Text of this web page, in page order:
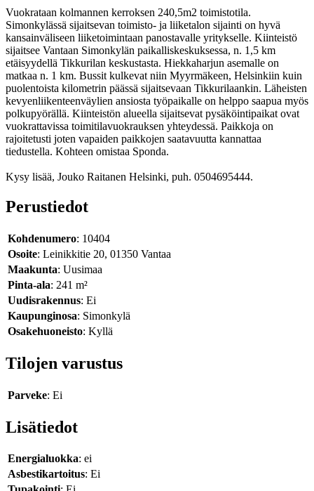
Vuokrataan kolmannen kerroksen 240,5m2 toimistotila.
Simonkylässä sijaitsevan toimisto- ja liiketalon sijainti on hyvä
kansainväliseen liiketoimintaan panostavalle yritykselle. Kiinteistö
sijaitsee Vantaan Simonkylän paikalliskeskuksessa, n. 1,5 km
etäisyydellä Tikkurilan keskustasta. Hiekkaharjun asemalle on
matkaa n. 1 km. Bussit kulkevat niin Myyrmäkeen, Helsinkiin kuin
puolentoista kilometrin päässä sijaitsevaan Tikkurilaankin. Läheisten
kevyenliikenteenväylien ansiosta työpaikalle on helppo saapua myös
polkupyörällä. Kiinteistön alueella sijaitsevat pysäköintipaikat ovat
vuokrattavissa toimitilavuokrauksen yhteydessä. Paikkoja on
rajoitetusti joten vapaiden paikkojen saatavuutta kannattaa
tiedustella. Kohteen omistaa Sponda.
Kysy lisää, Jouko Raitanen Helsinki, puh. 0504695444.
Perustiedot
Kohdenumero: 10404
Osoite: Leinikkitie 20, 01350 Vantaa
Maakunta: Uusimaa
Pinta-ala: 241 m²
Uudisrakennus: Ei
Kaupunginosa: Simonkylä
Osakehuoneisto: Kyllä
Tilojen varustus
Parveke: Ei
Lisätiedot
Energialuokka: ei
Asbestikartoitus: Ei